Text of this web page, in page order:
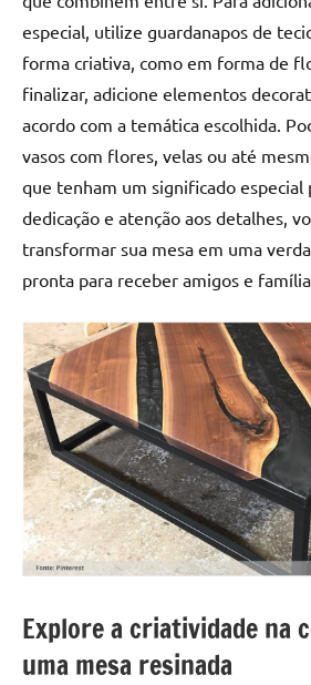
especial, utilize guardanapos de
forma criativa, como em forma de
finalizar, adicione elementos
acordo com a temática escolhida.
vasos com flores, velas ou até
que tenham um significado especial
dedicação e atenção aos detalhes,
transformar sua mesa em uma
pronta para receber amigos e
Explore a criatividade na
uma mesa resinada